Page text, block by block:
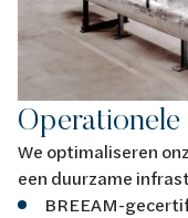
We optimaliseren
een duurzame
BREEAM-